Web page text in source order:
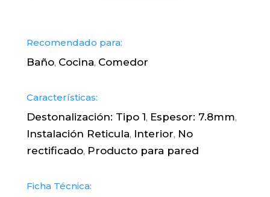
Recomendado para:
Baño, Cocina, Comedor
Características:
Destonalización: Tipo 1, Espesor: 7.8mm,
Instalación Reticula, Interior, No
rectificado, Producto para pared
Ficha Técnica: